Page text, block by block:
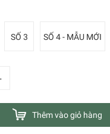
SỐ 3 SỐ 4 - MẪU MỚI
Thêm vào giỏ hàng